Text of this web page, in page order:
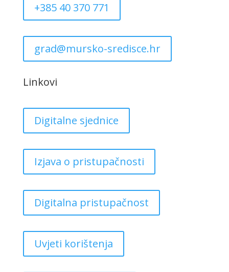
+385 40 370 771
grad@mursko-sredisce.hr
Linkovi
Digitalne sjednice
Izjava o pristupačnosti
Digitalna pristupačnost
Uvjeti korištenja